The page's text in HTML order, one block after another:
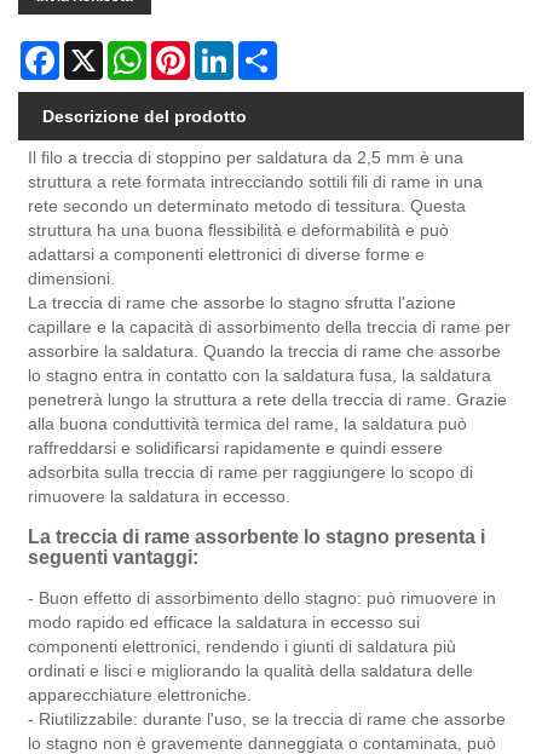
Facebook
X WhatsAppPinterestLinkedIn
Descrizione del prodotto
Il filo a treccia di stoppino per saldatura da 2,5 mm è una
struttura a rete formata intrecciando sottili fili di rame in una
rete secondo un determinato metodo di tessitura. Questa
struttura ha una buona flessibilità e deformabilità e può
adattarsi a componenti elettronici di diverse forme e
dimensioni.
La treccia di rame che assorbe lo stagno sfrutta l'azione
capillare e la capacità di assorbimento della treccia di rame per
assorbire la saldatura. Quando la treccia di rame che assorbe
lo stagno entra in contatto con la saldatura fusa, la saldatura
penetrerà lungo la struttura a rete della treccia di rame. Grazie
alla buona conduttività termica del rame, la saldatura può
raffreddarsi e solidificarsi rapidamente e quindi essere
adsorbita sulla treccia di rame per raggiungere lo scopo di
rimuovere la saldatura in eccesso.
La treccia di rame assorbente lo stagno presenta i
seguenti vantaggi:
- Buon effetto di assorbimento dello stagno: può rimuovere in
modo rapido ed efficace la saldatura in eccesso sui
componenti elettronici, rendendo i giunti di saldatura più
ordinati e lisci e migliorando la qualità della saldatura delle
apparecchiature elettroniche.
- Riutilizzabile: durante l'uso, se la treccia di rame che assorbe
lo stagno non è gravemente danneggiata o contaminata, può